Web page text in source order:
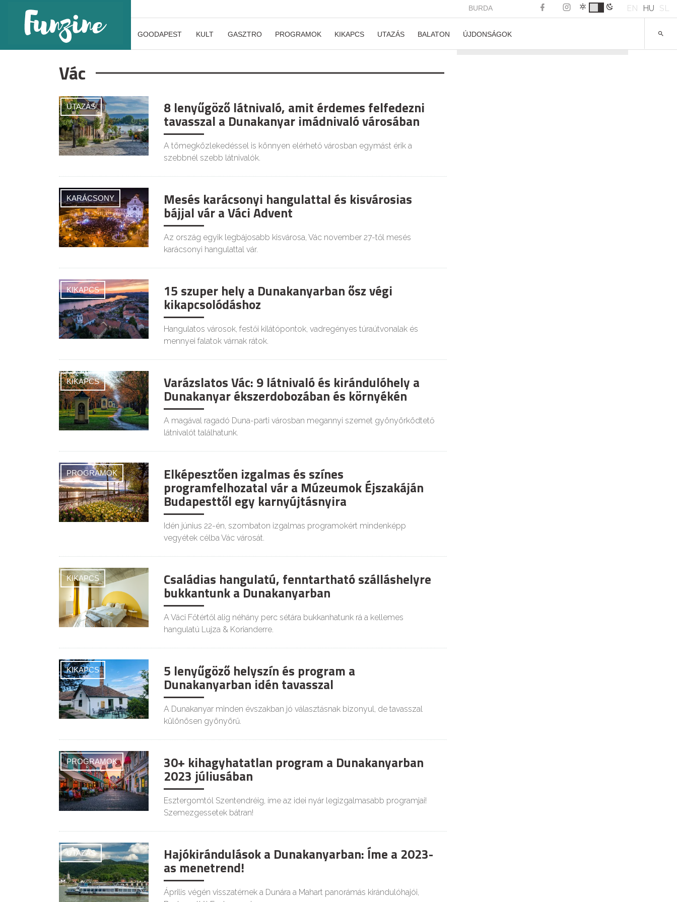
BURDA EN HU SL
GOODAPEST KULT GASZTRO PROGRAMOK KIKAPCS UTAZÁS BALATON ÚJDONSÁGOK
Vác
UTAZÁS 8 lenyűgöző látnivaló, amit érdemes felfedezni
tavasszal a Dunakanyar imádnivaló városában
A tömegközlekedéssel is könnyen elérhető városban egymást érik a
szebbnél szebb látnivalók.
KARÁCSONY Mesés karácsonyi hangulattal és kisvárosias
bájjal vár a Váci Advent
Az ország egyik legbájosabb kisvárosa, Vác november 27-től mesés
karácsonyi hangulattal vár.
KIKAPCS 15 szuper hely a Dunakanyarban ősz végi
kikapcsolódáshoz
Hangulatos városok, festői kilátópontok, vadregényes túraútvonalak és
mennyei falatok várnak rátok.
KIKAPCS Varázslatos Vác: 9 látnivaló és kirándulóhely a
Dunakanyar ékszerdobozában és környékén
A magával ragadó Duna-parti városban megannyi szemet gyönyörködtető
látnivalót találhatunk.
PROGRAMOK Elképesztően izgalmas és színes
programfelhozatal vár a Múzeumok Éjszakáján
Budapesttől egy karnyújtásnyira
Idén június 22-én, szombaton izgalmas programokért mindenképp
vegyétek célba Vác városát.
KIKAPCS Családias hangulatú, fenntartható szálláshelyre
bukkantunk a Dunakanyarban
A Váci Főtértől alig néhány perc sétára bukkanhatunk rá a kellemes
hangulatú Lujza & Korianderre.
KIKAPCS 5 lenyűgöző helyszín és program a
Dunakanyarban idén tavasszal
A Dunakanyar minden évszakban jó választásnak bizonyul, de tavasszal
különösen gyönyörű.
PROGRAMOK 30+ kihagyhatatlan program a Dunakanyarban
2023 júliusában
Esztergomtól Szentendréig, íme az idei nyár legizgalmasabb programjai!
Szemezgessetek bátran!
UTAZÁS Hajókirándulások a Dunakanyarban: Íme a 2023-
as menetrend!
Április végén visszatérnek a Dunára a Mahart panorámás kirándulóhajói,